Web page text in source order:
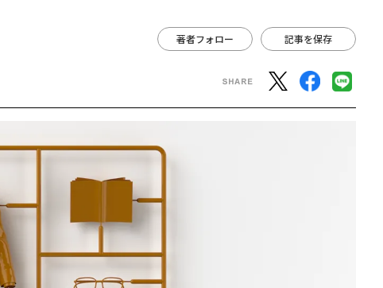
著者フォロー 記事を保存